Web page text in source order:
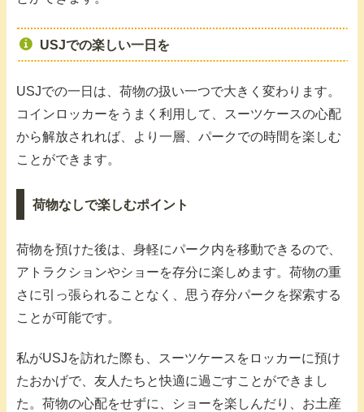
USJでの楽しい一日を
USJでの一日は、荷物の扱い一つで大きく変わります。
コインロッカーをうまく利用して、スーツケースの心配
から解放されれば、より一層、パークでの時間を楽しむ
ことができます。
荷物なしで楽しむポイント
荷物を預けた後は、身軽にパーク内を移動できるので、
アトラクションやショーを存分に楽しめます。荷物の重
さに引っ張られることなく、思う存分パークを探索する
ことが可能です。
私がUSJを訪れた際も、スーツケースをロッカーに預け
たおかげで、友人たちと快適に過ごすことができまし
た。荷物の心配をせずに、ショーを楽しんだり、お土産